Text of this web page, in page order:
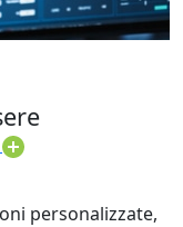
personalizzate,